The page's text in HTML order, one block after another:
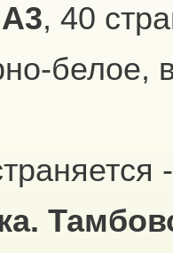
А3, 40
белое,
-